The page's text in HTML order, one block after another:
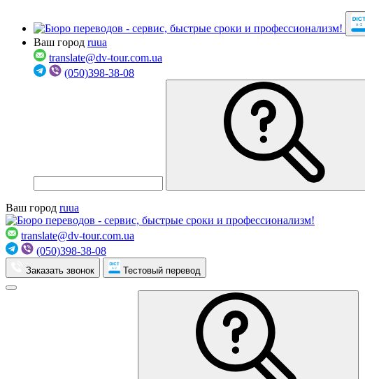
Ваш город ruua
translate@dv-tour.com.ua
(050)398-38-08
Ваш город ruua
translate@dv-tour.com.ua
(050)398-38-08
Заказать звонок Тестовый перевод